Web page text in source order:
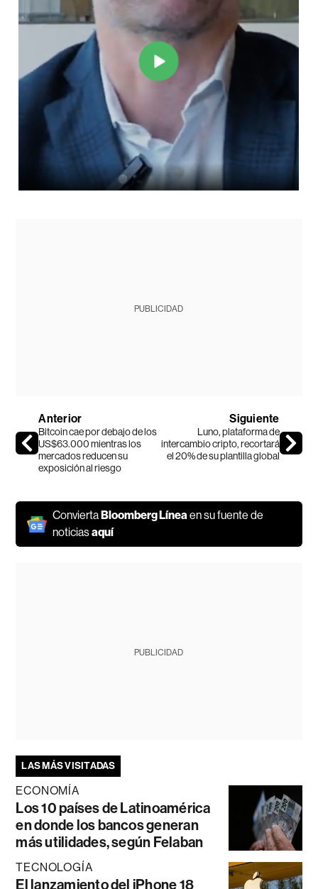
PUBLICIDAD
Anterior
Bitcoin cae por debajo de los
US$63.000 mientras los
mercados reducen su
exposición al riesgo
Siguiente
Luno, plataforma de
intercambio cripto, recortará
el 20% de su plantilla global
Convierta Bloomberg Líneaen su fuente de
noticiasaquí
PUBLICIDAD
LAS MÁS VISITADAS
ECONOMÍA
Los 10 países de Latinoamérica
en donde los bancos generan
más utilidades, según Felaban
TECNOLOGÍA
El lanzamiento del iPhone 18